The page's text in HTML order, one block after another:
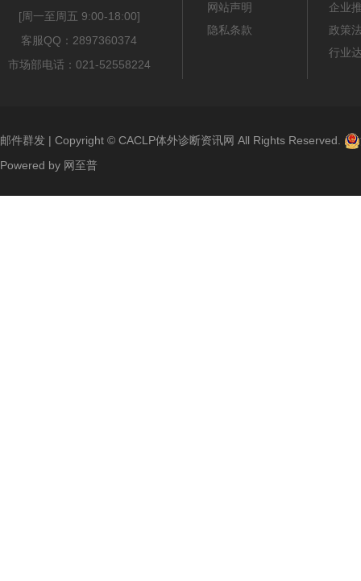
[周一至周五 9:00-18:00]
客服QQ：2897360374
市场部电话：021-52558224
网站声明
隐私条款
企业
政策
行业
邮件群发 | Copyright © CACLP体外诊断资讯网 All Rights Reserved.
Powered by 网至普